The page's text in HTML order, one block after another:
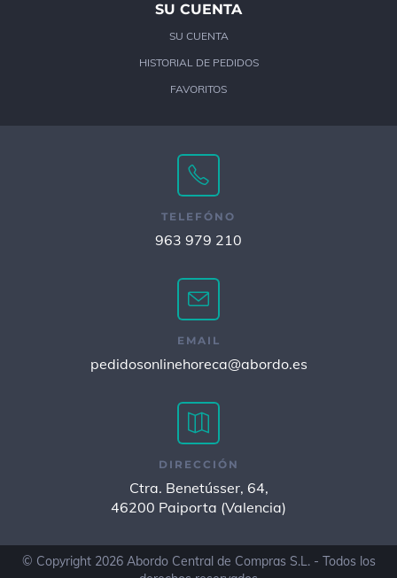
SU CUENTA
SU CUENTA
HISTORIAL DE PEDIDOS
FAVORITOS
TELEFÓNO
963 979 210
EMAIL
pedidosonlinehoreca@abordo.es
DIRECCIÓN
Ctra. Benetússer, 64,
46200 Paiporta (Valencia)
© Copyright 2026 Abordo Central de Compras S.L. - Todos los